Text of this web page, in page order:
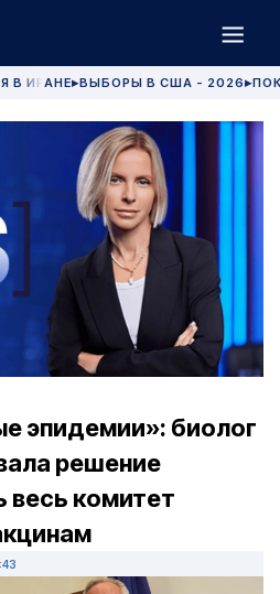
В ИРАНЕ▶ВЫБОРЫ В США - 2026 ▶
эпидемии»: биолог
решение
весь комитет